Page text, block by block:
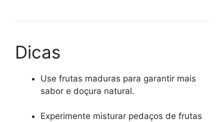
Dicas
Use frutas maduras para garantir mais
sabor e doçura natural.
Experimente misturar pedaços de frutas